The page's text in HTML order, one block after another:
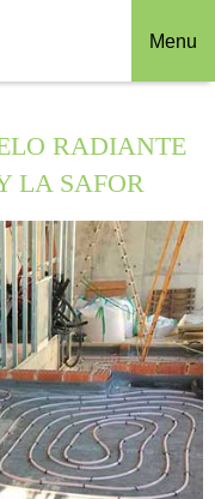
Menu
RADIANTE
LA SAFOR